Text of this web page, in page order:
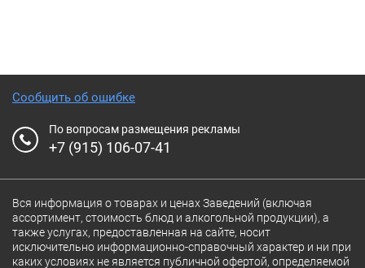
Сообщить об ошибке
По вопросам размещения рекламы
+7 (915) 106-07-41
Вся информация о товарах и ценах Заведений (включая
ассортимент, стоимость блюд и алкогольной продукции), а
также услугах, предоставленная на сайте, носит
исключительно информационно-справочный характер и ни при
каких условиях не является публичной офертой, определяемой